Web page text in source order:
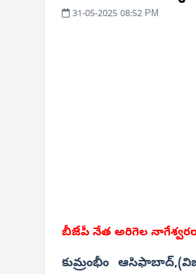
31-05-2025 08:52 PM
బీజేపీ నేత అరిగెల
కుమ్రంభీం